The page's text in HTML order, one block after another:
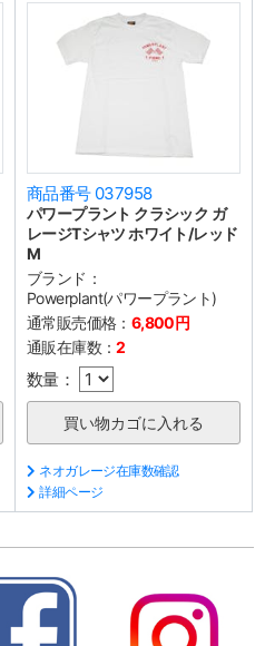
商品番号 037958
パワープラント クラシック ガ
レージTシャツ ホワイト/レッド
M
ブランド：
Powerplant(パワープラント)
通常販売価格： 6,800円
通販在庫数：2
数量：
ネオガレージ在庫数確認
詳細ページ